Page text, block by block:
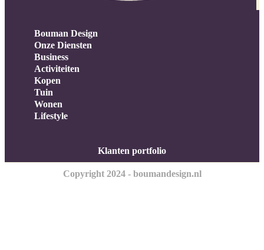
Bouman Design
Onze Diensten
Business
Activiteiten
Kopen
Tuin
Wonen
Lifestyle
Klanten portfolio
Copyright 2024 - boumandesign.nl